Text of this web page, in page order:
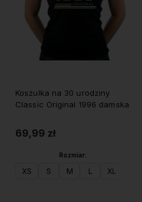
Koszulka na 30 urodziny
Classic Original 1996 damska
69,99 zł
Rozmiar:
XS S M L XL